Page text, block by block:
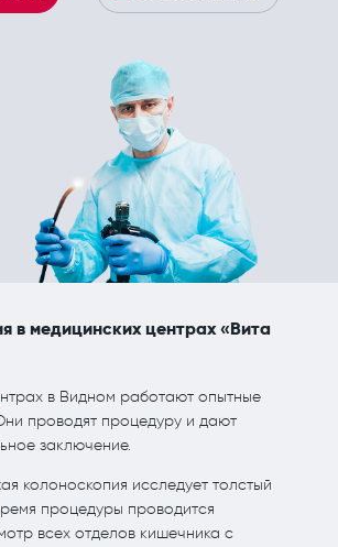
в медицинских центрах «Вита
в Видном работают опытные
проводят процедуру и дают
заключение.
колоноскопия исследует толстый
процедуры проводится
всех отделов кишечника с